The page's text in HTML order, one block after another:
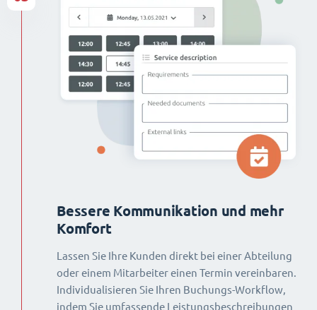
Bessere Kommunikation und mehr
Komfort
Lassen Sie Ihre Kunden direkt bei einer Abteilung
oder einem Mitarbeiter einen Termin vereinbaren.
Individualisieren Sie Ihren Buchungs-Workflow,
indem Sie umfassende Leistungsbeschreibungen